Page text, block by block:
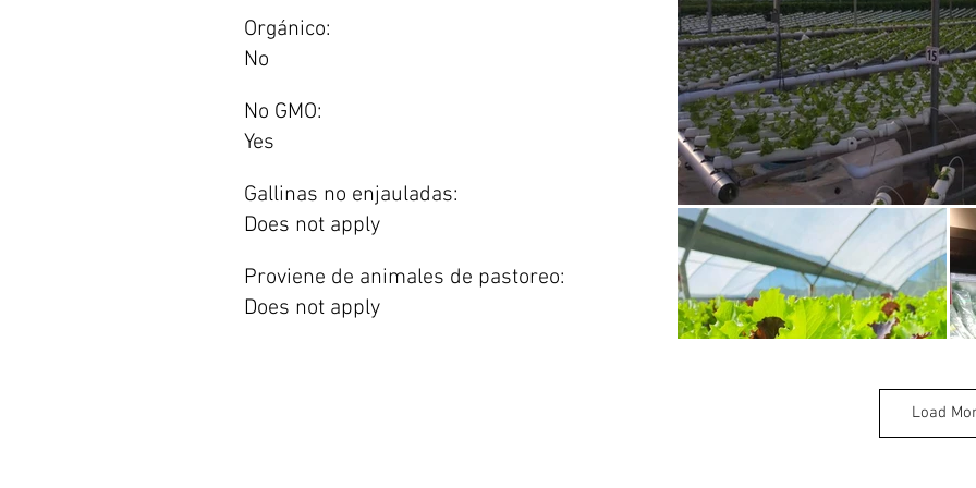
Orgánico:
No
No GMO:
Yes
Gallinas no enjauladas:
Does not apply
Proviene de animales de pastoreo:
Does not apply
Load